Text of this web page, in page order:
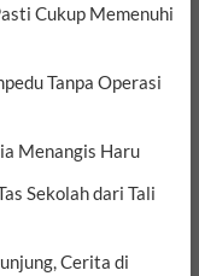
Cukup Memenuhi
Tanpa Operasi
Menangis Haru
Sekolah dari Tali
Cerita di